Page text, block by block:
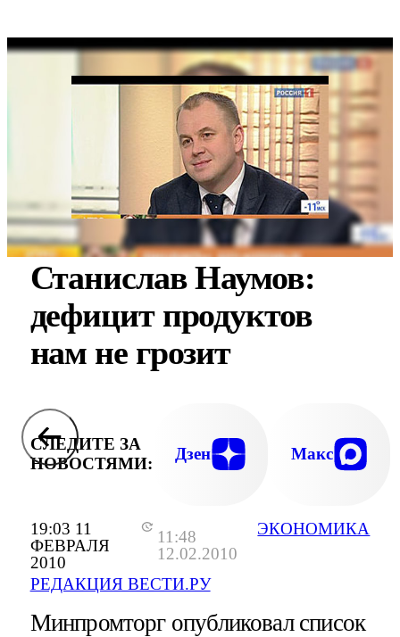
19:03 11
ФЕВРАЛЯ
2010
11:48
12.02.2010
РЕДАКЦИЯ ВЕСТИ.РУ
ЭКОНОМИКА
Станислав Наумов:
дефицит продуктов
нам не грозит
СЛЕДИТЕ ЗА
НОВОСТЯМИ:
Дзен Макс
Минпромторг опубликовал список